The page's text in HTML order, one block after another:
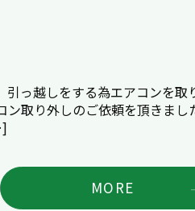
っ越しをする為エアコンを
取り外しのご依頼を頂きま
MORE